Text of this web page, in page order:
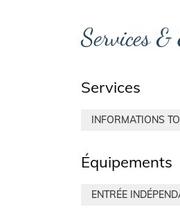
Services &
Services
INFORMATIONS
Équipements
ENTRÉE